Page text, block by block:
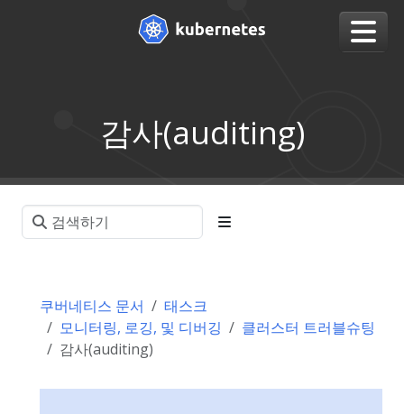
감사(auditing)
쿠버네티스 문서
태스크
모니터링, 로깅, 및 디버깅
클러스터 트러블슈팅
감사(auditing)